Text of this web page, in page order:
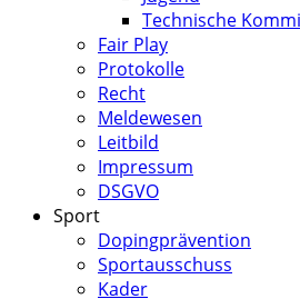
Technische
Fair Play
Protokolle
Recht
Meldewesen
Leitbild
Impressum
DSGVO
Sport
Dopingprävention
Sportausschuss
Kader